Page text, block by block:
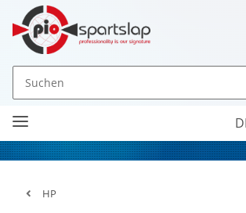
HP